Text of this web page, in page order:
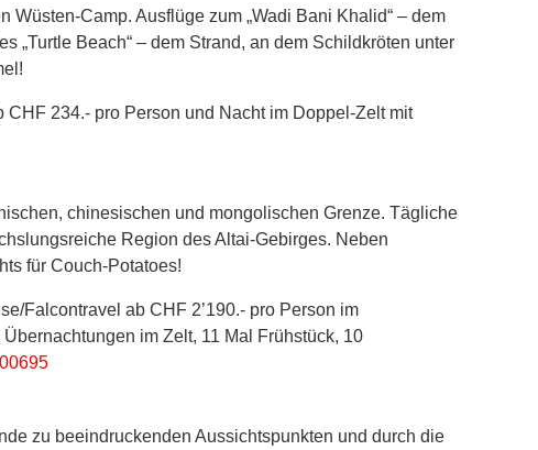
Camp. Ausflüge zum „Wadi Bani Khalid“ – dem
„Turtle Beach“ – dem Strand, an dem Schildkröten unter
234.- pro Person und Nacht im Doppel-Zelt mit
chinesischen und mongolischen Grenze. Tägliche
Region des Altai-Gebirges. Neben
für Couch-Potatoes!
Falcontravel ab CHF 2’190.- pro Person im
im Zelt, 11 Mal Frühstück, 10
zu beeindruckenden Aussichtspunkten und durch die